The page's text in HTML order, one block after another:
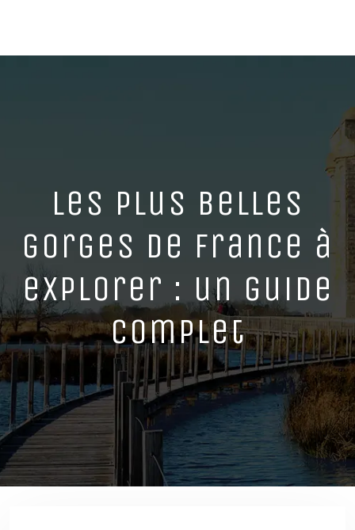
Les plus belles
gorges de france à
explorer : un guide
complet